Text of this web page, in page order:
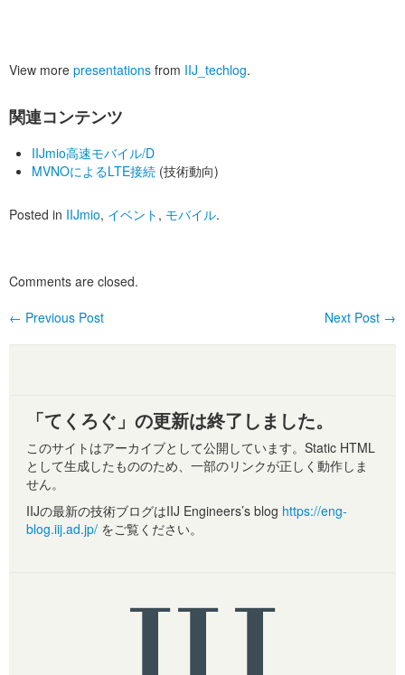
View more presentations from IIJ_techlog.
関連コンテンツ
IIJmio高速モバイル/D
MVNOによるLTE接続 (技術動向)
Posted in IIJmio, イベント , モバイル.
Comments are closed.
Next Post →
← Previous Post
「てくろぐ」の更新は終了しました。
このサイトはアーカイブとして公開しています。Static HTML
として生成したもののため、一部のリンクが正しく動作しま
せん。
IIJの最新の技術ブログはIIJ Engineers’s blog https://eng-
blog.iij.ad.jp/ をご覧ください。